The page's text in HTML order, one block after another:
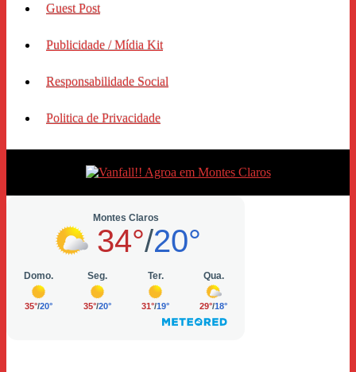
Guest Post
Publicidade / Mídia Kit
Responsabilidade Social
Politica de Privacidade